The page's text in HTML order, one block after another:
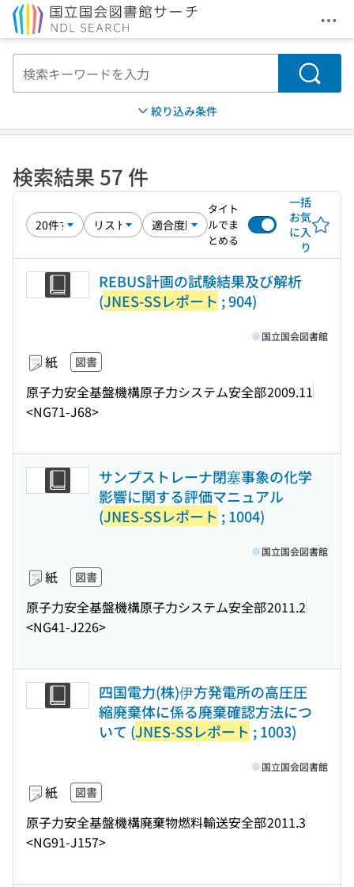
メ
検索
絞り込み条件
検索結果 57 件
タイト
ルでま
とめる
一括
お気
に入
り
REBUS計画の試験結果及び解析
(JNES-SSレポート ; 904)
紙 図書
原子力安全基盤機構原子力システム安全部2009.11
<NG71-J68>
国立国会図書館
サンプストレーナ閉塞事象の化学
影響に関する評価マニュアル
(JNES-SSレポート ; 1004)
紙 図書
原子力安全基盤機構原子力システム安全部2011.2
<NG41-J226>
国立国会図書館
四国電力(株)伊方発電所の高圧圧
縮廃棄体に係る廃棄確認方法につ
いて (JNES-SSレポート ; 1003)
紙 図書
原子力安全基盤機構廃棄物燃料輸送安全部2011.3
<NG91-J157>
国立国会図書館